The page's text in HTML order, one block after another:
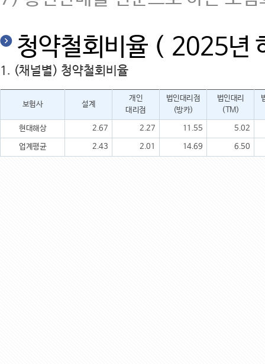
청약철회비율 ( 2025년
1. (채널별) 청약철회비율
보험사 설계
개인
대리점
법인대리점
(방카)
법인대리
(TM)
현대해상 2.67 2.27 11.55 5.02
업계평균 2.43 2.01 14.69 6.50